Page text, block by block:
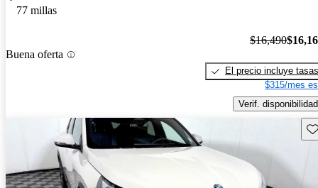
77 millas
Buena oferta
$16,490
El precio incluye tasas
$315/mes
Verif. disponibilidad